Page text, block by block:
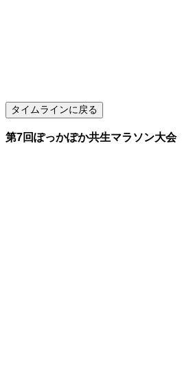
第7回ぽっかぽか共生マラソン大会